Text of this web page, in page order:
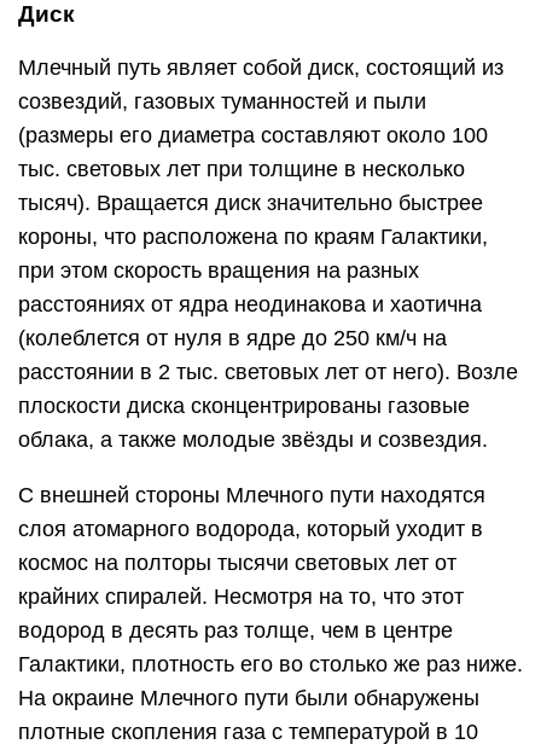
Диск
Млечный путь являет собой диск, состоящий из
созвездий, газовых туманностей и пыли
(размеры его диаметра составляют около 100
тыс. световых лет при толщине в несколько
тысяч). Вращается диск значительно быстрее
короны, что расположена по краям Галактики,
при этом скорость вращения на разных
расстояниях от ядра неодинакова и хаотична
(колеблется от нуля в ядре до 250 км/ч на
расстоянии в 2 тыс. световых лет от него). Возле
плоскости диска сконцентрированы газовые
облака, а также молодые звёзды и созвездия.
С внешней стороны Млечного пути находятся
слоя атомарного водорода, который уходит в
космос на полторы тысячи световых лет от
крайних спиралей. Несмотря на то, что этот
водород в десять раз толще, чем в центре
Галактики, плотность его во столько же раз ниже.
На окраине Млечного пути были обнаружены
плотные скопления газа с температурой в 10